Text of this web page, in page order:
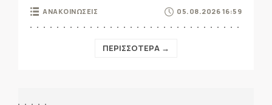
ΑΝΑΚΟΙΝΩΣΕΙΣ 05.08.2026 16:59
ΠΕΡΙΣΣΟΤΕΡΑ →